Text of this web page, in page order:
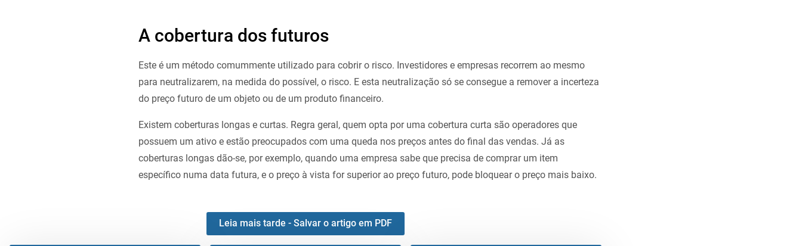
A cobertura dos futuros
Este é um método comummente utilizado para cobrir o risco. Investidores e empresas recorrem ao mesmo
para neutralizarem, na medida do possível, o risco. E esta neutralização só se consegue a remover a incerteza
do preço futuro de um objeto ou de um produto financeiro.
Existem coberturas longas e curtas. Regra geral, quem opta por uma cobertura curta são operadores que
possuem um ativo e estão preocupados com uma queda nos preços antes do final das vendas. Já as
coberturas longas dão-se, por exemplo, quando uma empresa sabe que precisa de comprar um item
específico numa data futura, e o preço à vista for superior ao preço futuro, pode bloquear o preço mais baixo.
Leia mais tarde - Salvar o artigo em PDF